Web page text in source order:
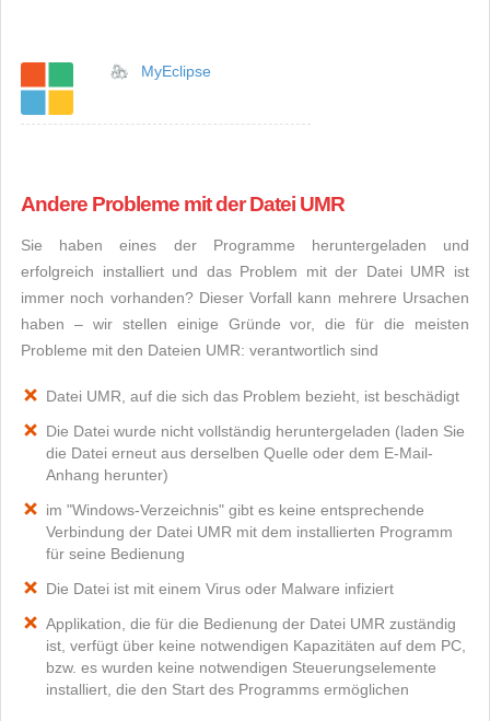
MyEclipse
Andere Probleme mit der Datei UMR
Sie haben eines der Programme heruntergeladen und
erfolgreich installiert und das Problem mit der Datei UMR ist
immer noch vorhanden? Dieser Vorfall kann mehrere Ursachen
haben – wir stellen einige Gründe vor, die für die meisten
Probleme mit den Dateien UMR: verantwortlich sind
Datei UMR, auf die sich das Problem bezieht, ist beschädigt
Die Datei wurde nicht vollständig heruntergeladen (laden Sie
die Datei erneut aus derselben Quelle oder dem E-Mail-
Anhang herunter)
im "Windows-Verzeichnis" gibt es keine entsprechende
Verbindung der Datei UMR mit dem installierten Programm
für seine Bedienung
Die Datei ist mit einem Virus oder Malware infiziert
Applikation, die für die Bedienung der Datei UMR zuständig
ist, verfügt über keine notwendigen Kapazitäten auf dem PC,
bzw. es wurden keine notwendigen Steuerungselemente
installiert, die den Start des Programms ermöglichen